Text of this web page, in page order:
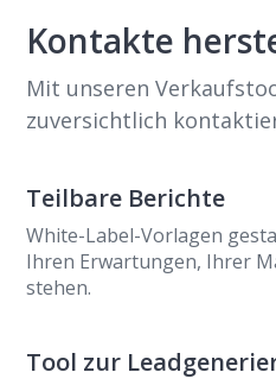
Kontakte
Mit unseren
zuversichtlich
Teilbare Berichte
White-Label-Vorlagen
Ihren Erwartungen, Ihrer
stehen.
Tool zur